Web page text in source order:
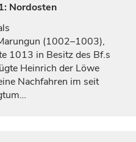
Nordosten
(1002–1003),
1013 in Besitz des Bf.s
Heinrich der Löwe
Nachfahren im seit
…